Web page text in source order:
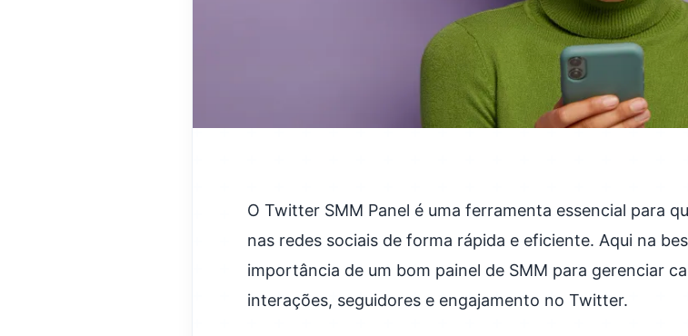
O Twitter SMM Panel é uma ferramenta essencial para
nas redes sociais de forma rápida e eficiente. Aqui na
importância de um bom painel de SMM para gerenciar
interações, seguidores e engajamento no Twitter.